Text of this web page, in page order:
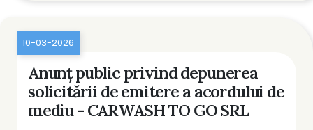
10-03-2026
Anunț public privind depunerea
solicitării de emitere a acordului de
mediu - CARWASH TO GO SRL